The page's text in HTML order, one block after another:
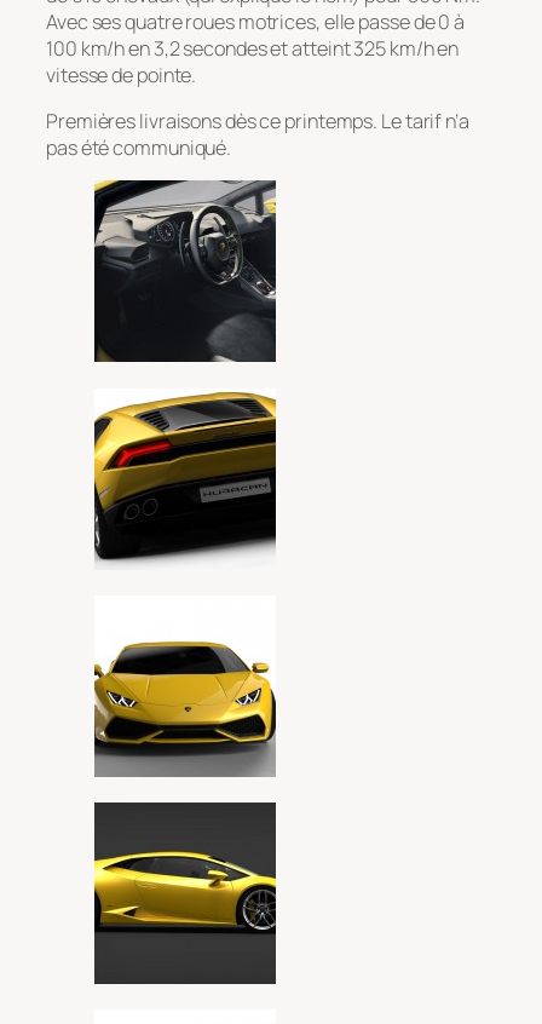
Avec ses quatre roues motrices, elle passe de 0 à
100 km/h en 3,2 secondes et atteint 325 km/h en
vitesse de pointe.
Premières livraisons dès ce printemps. Le tarif n’a
pas été communiqué.